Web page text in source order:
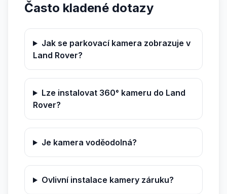
Často kladené dotazy
Jak se parkovací kamera zobrazuje v
Land Rover?
Lze instalovat 360° kameru do Land
Rover?
Je kamera voděodolná?
Ovlivní instalace kamery záruku?